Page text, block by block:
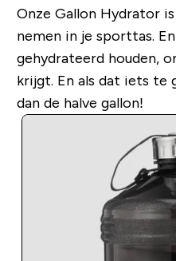
Onze Gallon Hydrator
nemen in je sporttas.
gehydrateerd houden,
krijgt. En als dat iets te
dan de halve gallon!